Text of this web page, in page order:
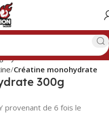
Créatine monohydrate
300g
provenant de 6 fois le